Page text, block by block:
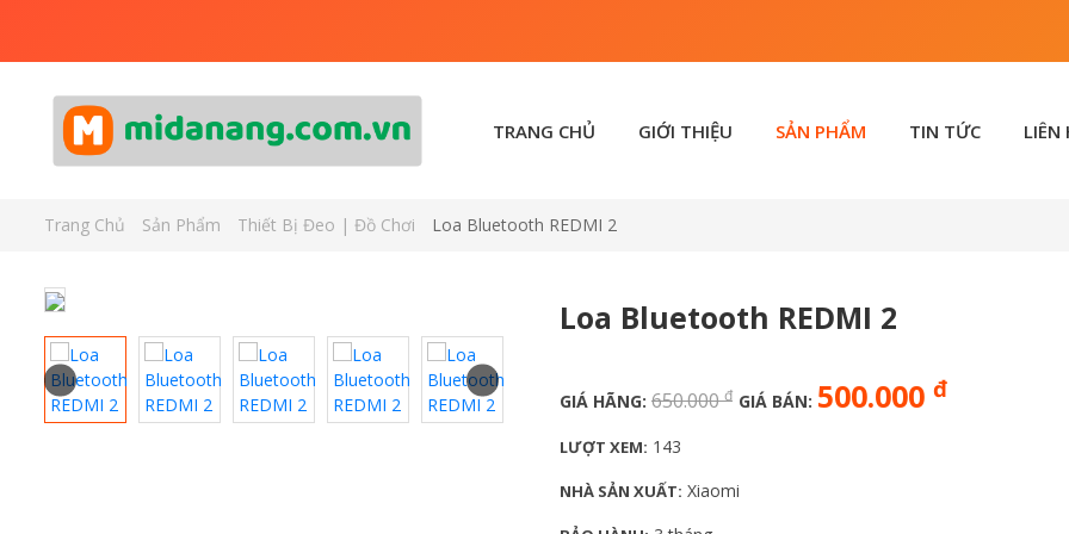
TRANG CHỦ GIỚI THIỆU SẢN PHẨM TIN TỨC LIÊN
Trang Chủ Sản Phẩm Thiết Bị Đeo | Đồ Chơi Loa Bluetooth REDMI 2
Loa Bluetooth REDMI 2
GIÁ HÃNG: 650.000đ GIÁ BÁN: 500.000 đ
LƯỢT XEM: 143
NHÀ SẢN XUẤT: Xiaomi